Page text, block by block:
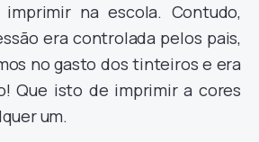
na escola. Contudo,
era controlada pelos pais,
no gasto dos tinteiros e era
Que isto de imprimir a cores
um.